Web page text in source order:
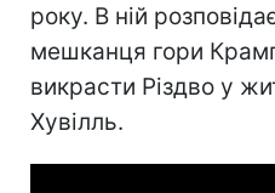
року. В ній
мешканця гори
викрасти Різдво у
Хувілль.